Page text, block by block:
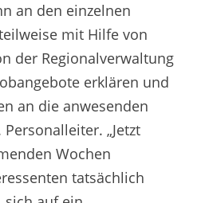
an den einzelnen
mit Hilfe von
der Regionalverwaltung
erklären und
an die anwesenden
„Jetzt
Wochen
tatsächlich